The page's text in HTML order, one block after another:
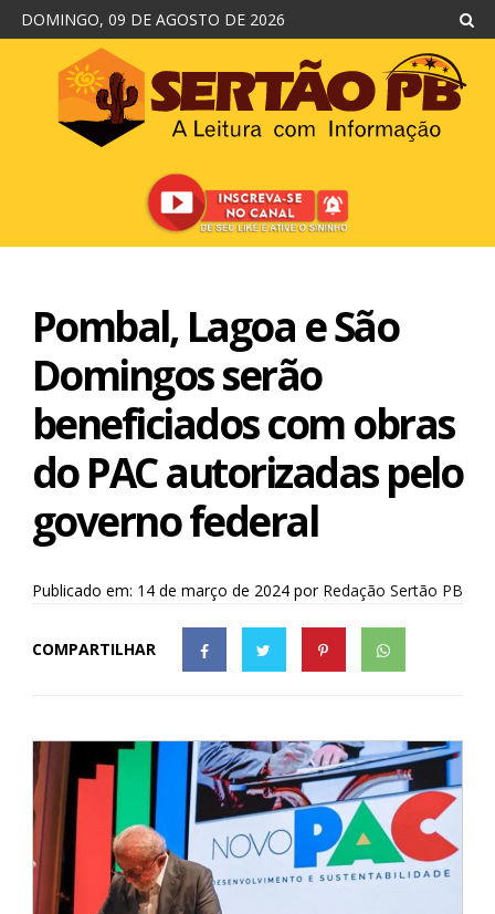
DOMINGO, 09 DE AGOSTO DE 2026
Pombal, Lagoa e São
Domingos serão
beneficiados com obras
do PAC autorizadas pelo
governo federal
Publicado em: 14 de março de 2024 por Redação Sertão PB
COMPARTILHAR